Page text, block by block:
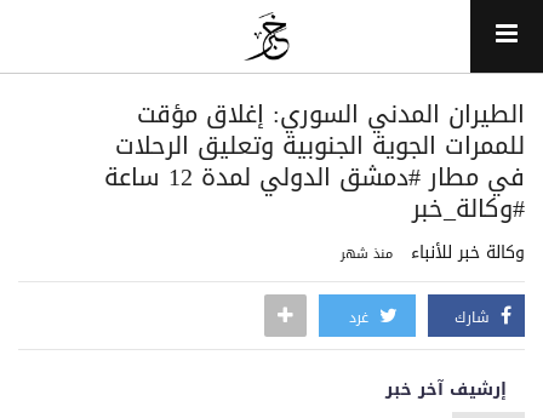
الطيران المدني السوري: إغلاق مؤقت
للممرات الجوية الجنوبية وتعليق الرحلات
في مطار ‎#دمشق الدولي لمدة 12 ساعة
#وكالة_خبر
وكالة خبر للأنباء منذ شهر
شارك غرد
إرشيف آخر خبر